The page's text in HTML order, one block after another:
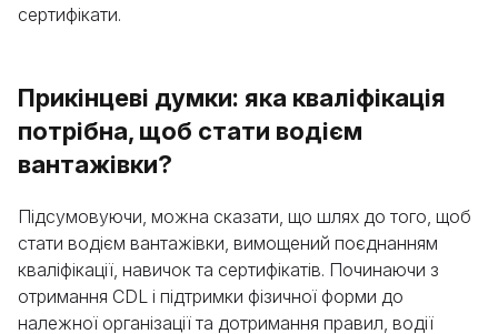
сертифікати.
Прикінцеві думки: яка кваліфікація
потрібна, щоб стати водієм
вантажівки?
Підсумовуючи, можна сказати, що шлях до того, щоб
стати водієм вантажівки, вимощений поєднанням
кваліфікації, навичок та сертифікатів. Починаючи з
отримання CDL і підтримки фізичної форми до
належної організації та дотримання правил, водії